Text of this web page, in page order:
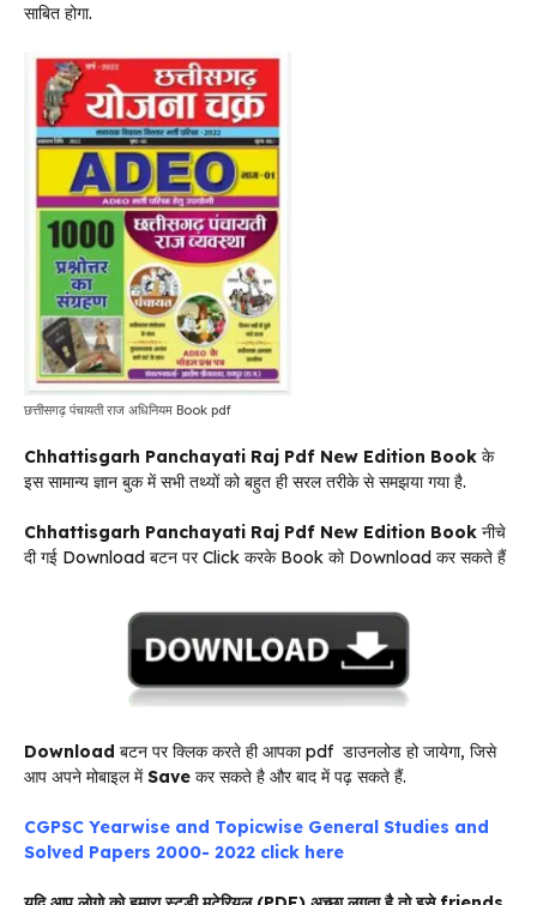
साबित होगा.
छत्तीसगढ़ पंचायती राज अधिनियम Book pdf
Chhattisgarh Panchayati Raj Pdf New Edition Book के
इस सामान्य ज्ञान बुक में सभी तथ्यों को बहुत ही सरल तरीके से समझया गया है.
Chhattisgarh Panchayati Raj Pdf New Edition Book नीचे
दी गई Download बटन पर Click करके Book को Download कर सकते हैं
Download बटन पर क्लिक करते ही आपका pdf डाउनलोड हो जायेगा, जिसे
आप अपने मोबाइल मेंSave कर सकते है और बाद में पढ़ सकते हैं.
CGPSC Yearwise and Topicwise General Studies and
Solved Papers 2000- 2022 click here